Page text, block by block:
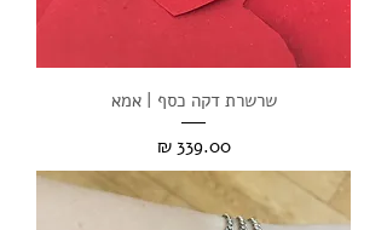
שרשרת דקה כסף | אמא
מחיר‏339.00 ‏₪